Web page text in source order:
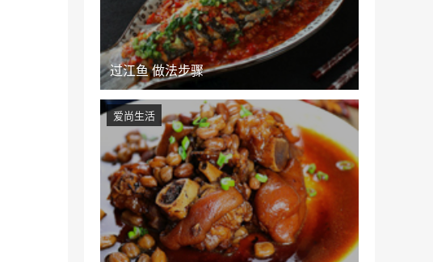
过江鱼 做法步骤
爱尚生活